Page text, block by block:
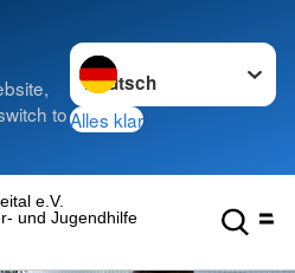
to
Sprache wechseln zu
Alles klar
und Jugendhilfe gGmbH
e.V.